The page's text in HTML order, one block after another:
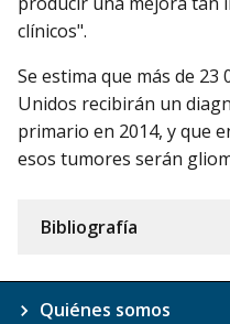
clínicos".
Se estima que más de 23
Unidos recibirán un
primario en 2014, y que
esos tumores serán
Bibliografía
Quiénes somos